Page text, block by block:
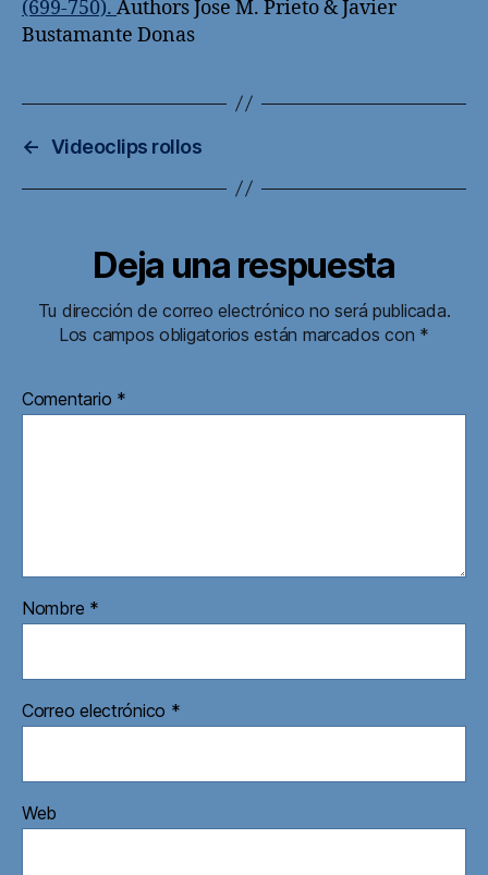
(699-750). Authors Jose M. Prieto & Javier
Bustamante Donas
← Videoclips rollos
Deja una respuesta
Tu dirección de correo electrónico no será publicada.
Los campos obligatorios están marcados con *
Comentario *
Nombre *
Correo electrónico *
Web